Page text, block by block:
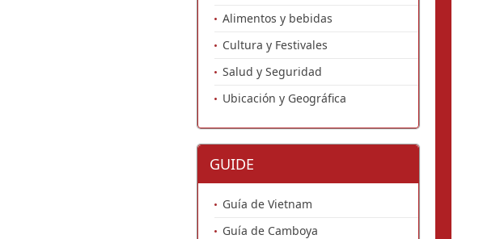
Alimentos y bebidas
Cultura y Festivales
Salud y Seguridad
Ubicación y Geográfica
GUIDE
Guía de Vietnam
Guía de Camboya